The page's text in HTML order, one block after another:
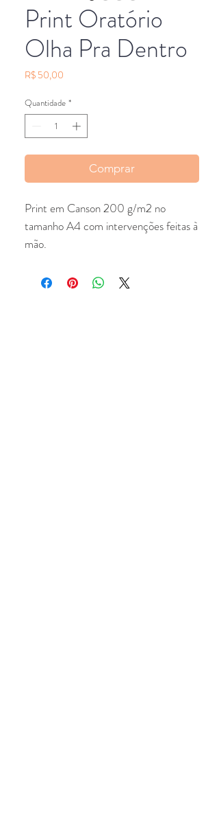
Print Oratório
Olha Pra Dentro
R$ 50,00
Quantidade *
Comprar
Print em Canson 200 g/m2 no
tamanho A4 com intervenções feitas à
mão.